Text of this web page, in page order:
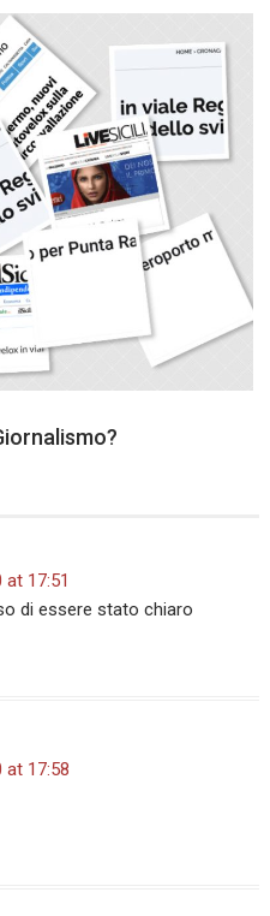
at 17:51
di essere stato chiaro
at 17:58